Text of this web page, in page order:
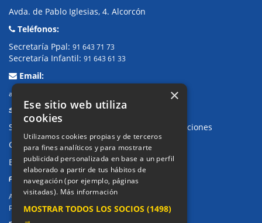
Avda. de Pablo Iglesias, 4. Alcorcón
Teléfonos:
Secretaría Ppal: 91 643 71 73
Secretaría Infantil: 91 643 61 33
Email:
alkor@colegioalkor.com
SUGERENCIAS Y CANAL DE DENUNCIAS
Sugerencias, Quejas, Reclamaciones y Felicitaciones
Canal de denuncias
Buzón denuncia drogas CM
PRIVACIDAD
Aviso legal / Política de privacidad
Política de Cookies
×
Ese sitio web utiliza
cookies
Utilizamos cookies propias y de terceros
para fines analíticos y para mostrarte
publicidad personalizada en base a un perfil
elaborado a partir de tus hábitos de
navegación (por ejemplo, páginas
visitadas). Más información
MOSTRAR TODOS LOS SOCIOS (1498)
→